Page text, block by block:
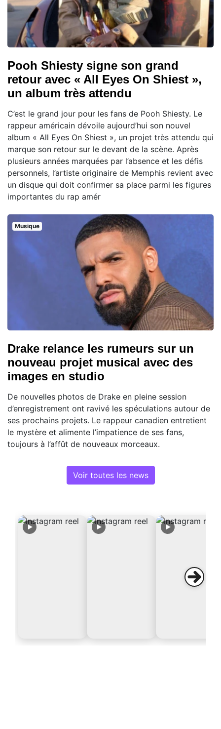
Pooh Shiesty signe son grand
retour avec « All Eyes On Shiest »,
un album très attendu
C’est le grand jour pour les fans de Pooh Shiesty. Le
rappeur américain dévoile aujourd’hui son nouvel
album « All Eyes On Shiest », un projet très attendu qui
marque son retour sur le devant de la scène. Après
plusieurs années marquées par l’absence et les défis
personnels, l’artiste originaire de Memphis revient avec
un disque qui doit confirmer sa place parmi les figures
importantes du rap amér
Musique
Drake relance les rumeurs sur un
nouveau projet musical avec des
images en studio
De nouvelles photos de Drake en pleine session
d’enregistrement ont ravivé les spéculations autour de
ses prochains projets. Le rappeur canadien entretient
le mystère et alimente l’impatience de ses fans,
toujours à l’affût de nouveaux morceaux.
Voir toutes les news